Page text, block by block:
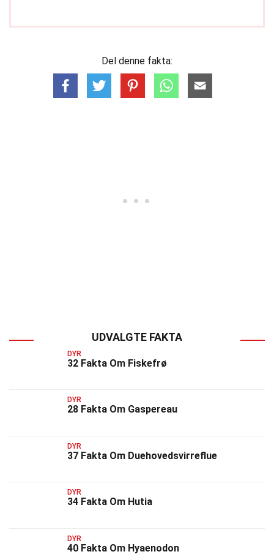
Del denne fakta:
UDVALGTE FAKTA
DYR
32 Fakta Om Fiskefrø
DYR
28 Fakta Om Gaspereau
DYR
37 Fakta Om Duehovedsvirreflue
DYR
34 Fakta Om Hutia
DYR
40 Fakta Om Hyaenodon